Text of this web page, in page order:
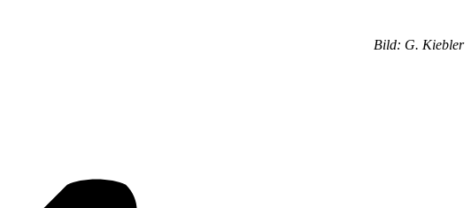
Bild: G. Kiebler